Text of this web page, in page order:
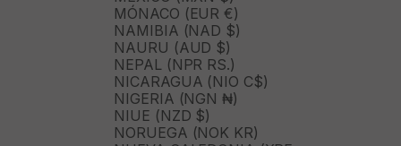
MÓNACO (EUR €)
NAMIBIA (NAD $)
NAURU (AUD $)
NEPAL (NPR RS.)
NICARAGUA (NIO C$)
NIGERIA (NGN ₦)
NIUE (NZD $)
NORUEGA (NOK KR)